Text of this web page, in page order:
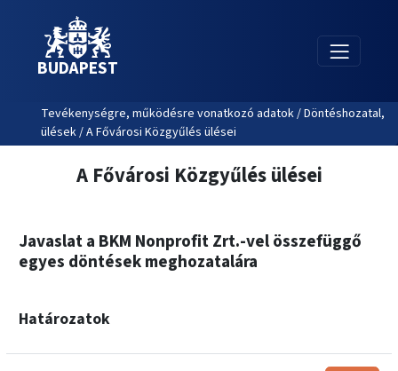
BUDAPEST
Tevékenységre, működésre vonatkozó adatok / Döntéshozatal,
ülések / A Fővárosi Közgyűlés ülései
A Fővárosi Közgyűlés ülései
Javaslat a BKM Nonprofit Zrt.-vel összefüggő
egyes döntések meghozatalára
Határozatok